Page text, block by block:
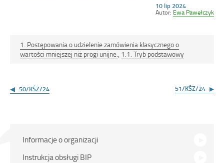
Opublikowano
w
10 lip 2024
Autor: Ewa Pawełczyk
1. Postępowania o udzielenie zamówienia klasycznego o
wartości mniejszej niż progi unijne., 1.1. Tryb podstawowy
wpisu
50/KŚZ/24 51/KŚZ/24
Menu
główne
Informacje o organizacji
Instrukcja obsługi BIP